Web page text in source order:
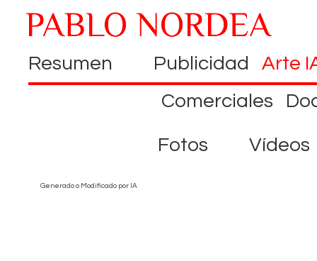
Resumen Publicidad
Arte
Comerciales
Fotos Vídeos
Generado o Modificado por IA